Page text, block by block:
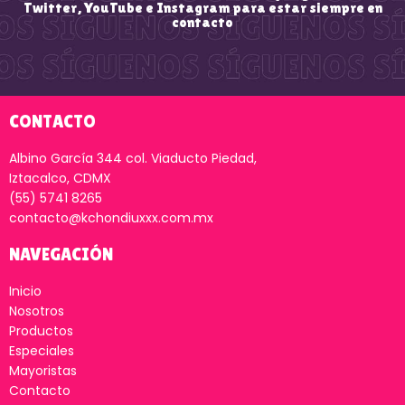
Twitter, YouTube e Instagram para estar siempre en
contacto
CONTACTO
Albino García 344 col. Viaducto Piedad,
Iztacalco, CDMX
(55) 5741 8265
contacto@kchondiuxxx.com.mx
NAVEGACIÓN
Inicio
Nosotros
Productos
Especiales
Mayoristas
Contacto